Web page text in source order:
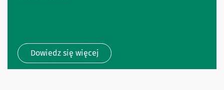
Dowiedz się więcej